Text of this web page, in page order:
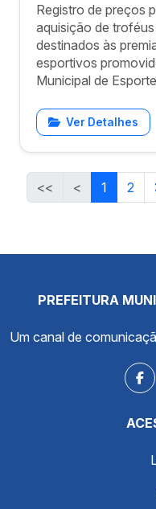
Registro de preços
aquisição de
destinados às
esportivos
Municipal de
Ver Detalhes
<< < 1 2
PREFEITURA
Um canal de